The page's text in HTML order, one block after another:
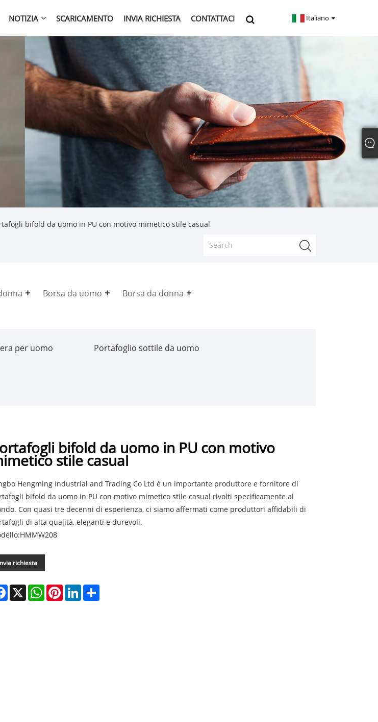
NOTIZIA SCARICAMENTO INVIA RICHIESTA CONTATTACI Italiano
bifold da uomo in PU con motivo mimetico stile casual
Borsa da uomo Borsa da donna
per uomo Portafoglio sottile da uomo
bifold da uomo in PU con motivo
stile casual
Hengming Industrial and Trading Co Ltd è un importante produttore e fornitore di
bifold da uomo in PU con motivo mimetico stile casual rivolti specificamente al
Con quasi tre decenni di esperienza, ci siamo affermati come produttori affidabili di
di alta qualità, eleganti e durevoli.
richiesta
Facebook
X WhatsAppPinterestLinkedIn